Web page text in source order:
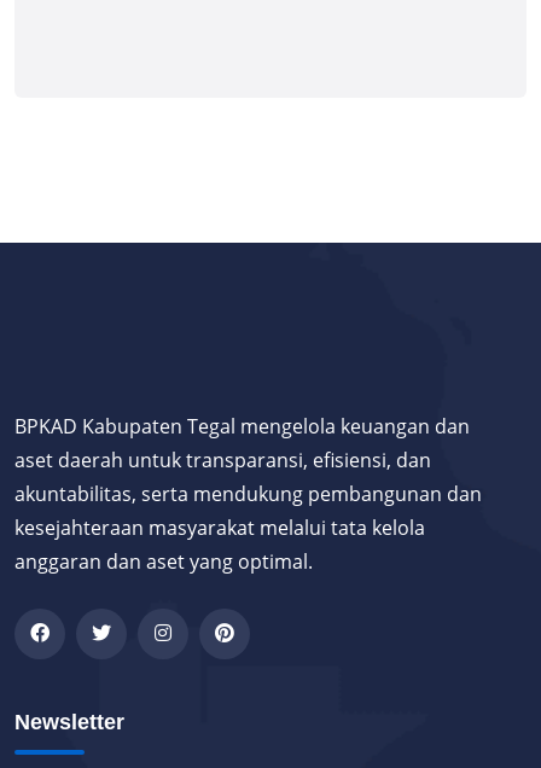
BPKAD Kabupaten Tegal mengelola keuangan dan
aset daerah untuk transparansi, efisiensi, dan
akuntabilitas, serta mendukung pembangunan dan
kesejahteraan masyarakat melalui tata kelola
anggaran dan aset yang optimal.
Newsletter